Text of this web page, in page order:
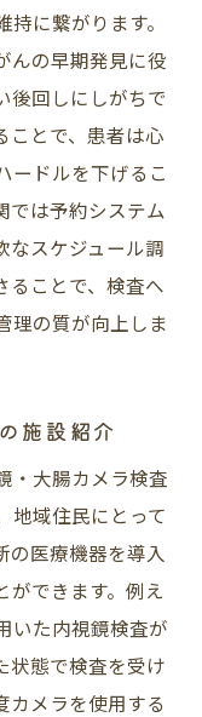
に繋がります。
んの早期発見に役
後回しにしがちで
ことで、患者は心
ードルを下げるこ
では予約システム
なスケジュール調
ることで、検査へ
理の質が向上しま
施設紹介
・大腸カメラ検査
地域住民にとって
の医療機器を導入
ができます。例え
いた内視鏡検査が
状態で検査を受け
カメラを使用する